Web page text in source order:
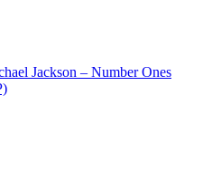
Jackson – Number Ones